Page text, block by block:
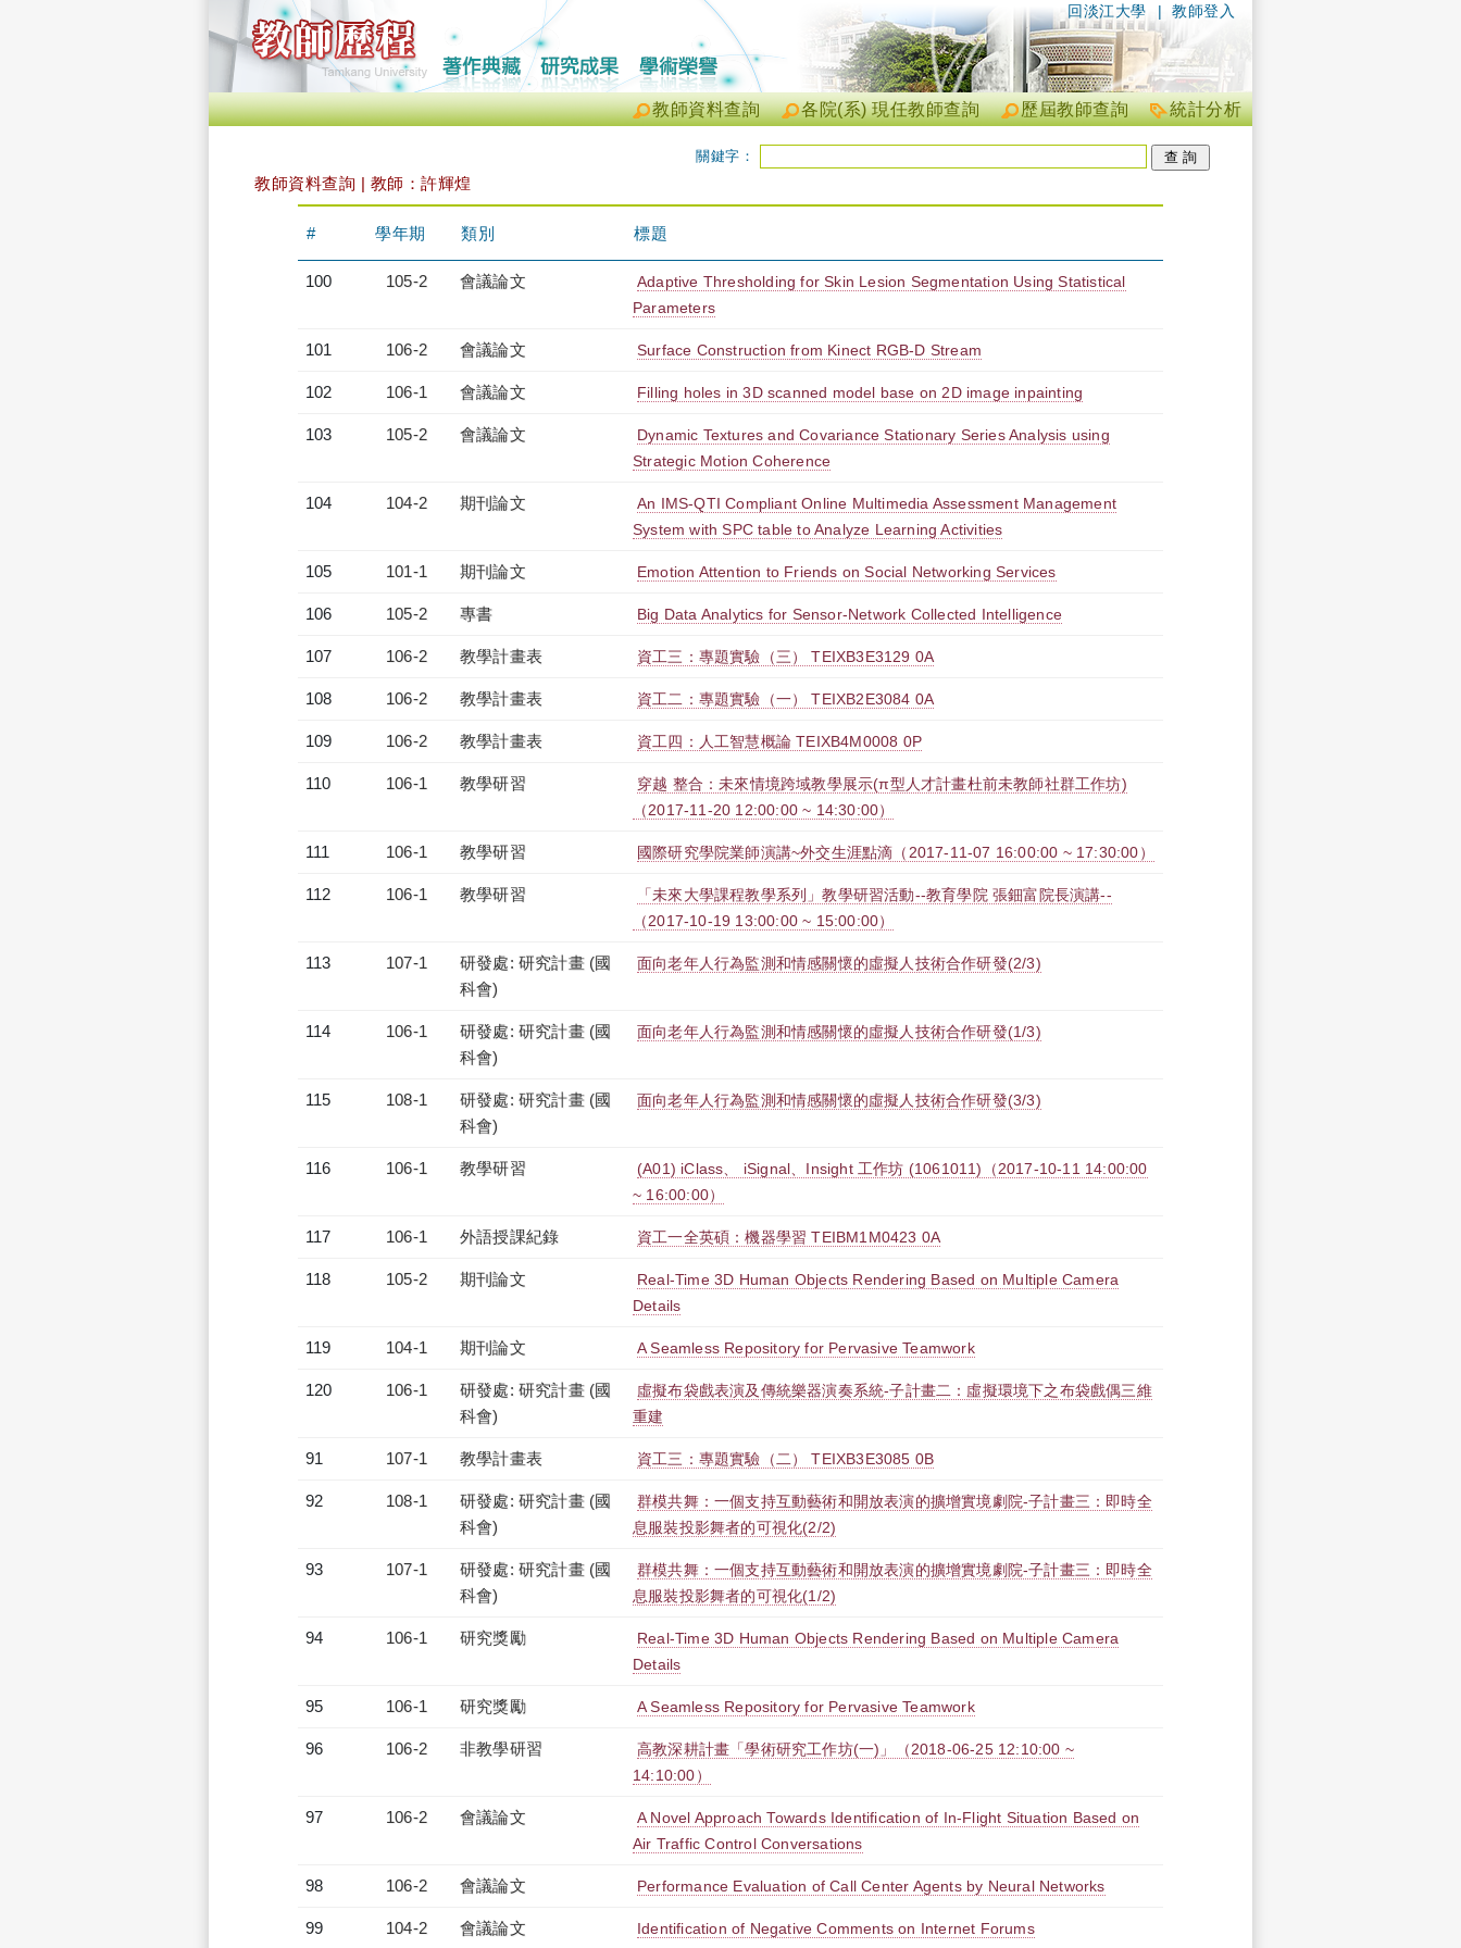
| 教師登入
回淡江大學
統計分析
歷屆教師查詢
各院(系) 現任教師查詢
教師資料查詢
關鍵字：
教師資料查詢 | 教師：許輝煌
# 學年期 類別 標題
100 105-2 會議論文
Adaptive Thresholding for Skin Lesion Segmentation Using Statistical
Parameters
101 106-2 會議論文 Surface Construction from Kinect RGB-D Stream
102 106-1 會議論文 Filling holes in 3D scanned model base on 2D image inpainting
103 105-2 會議論文
Dynamic Textures and Covariance Stationary Series Analysis using
Strategic Motion Coherence
104 104-2 期刊論文
An IMS-QTI Compliant Online Multimedia Assessment Management
System with SPC table to Analyze Learning Activities
105 101-1 期刊論文 Emotion Attention to Friends on Social Networking Services
106 105-2 專書 Big Data Analytics for Sensor-Network Collected Intelligence
107 106-2 教學計畫表 資工三：專題實驗（三） TEIXB3E3129 0A
108 106-2 教學計畫表 資工二：專題實驗（一） TEIXB2E3084 0A
109 106-2 教學計畫表 資工四：人工智慧概論 TEIXB4M0008 0P
110 106-1 教學研習
穿越 整合：未來情境跨域教學展示(π型人才計畫杜前未教師社群工作坊)
（2017-11-20 12:00:00 ~ 14:30:00）
111 106-1 教學研習 國際研究學院業師演講~外交生涯點滴（2017-11-07 16:00:00 ~ 17:30:00）
112 106-1 教學研習
「未來大學課程教學系列」教學研習活動--教育學院 張鈿富院長演講--
（2017-10-19 13:00:00 ~ 15:00:00）
113 107-1
研發處: 研究計畫 (國
科會)
面向老年人行為監測和情感關懷的虛擬人技術合作研發(2/3)
114 106-1
研發處: 研究計畫 (國
科會)
面向老年人行為監測和情感關懷的虛擬人技術合作研發(1/3)
115 108-1
研發處: 研究計畫 (國
科會)
面向老年人行為監測和情感關懷的虛擬人技術合作研發(3/3)
116 106-1 教學研習
(A01) iClass、 iSignal、Insight 工作坊 (1061011)（2017-10-11 14:00:00
~ 16:00:00）
117 106-1 外語授課紀錄 資工一全英碩：機器學習 TEIBM1M0423 0A
118 105-2 期刊論文
Real-Time 3D Human Objects Rendering Based on Multiple Camera
Details
119 104-1 期刊論文 A Seamless Repository for Pervasive Teamwork
120 106-1
研發處: 研究計畫 (國
科會)
虛擬布袋戲表演及傳統樂器演奏系統-子計畫二：虛擬環境下之布袋戲偶三維
重建
91 107-1 教學計畫表 資工三：專題實驗（二） TEIXB3E3085 0B
92 108-1
研發處: 研究計畫 (國
科會)
群模共舞：一個支持互動藝術和開放表演的擴增實境劇院-子計畫三：即時全
息服裝投影舞者的可視化(2/2)
93 107-1
研發處: 研究計畫 (國
科會)
群模共舞：一個支持互動藝術和開放表演的擴增實境劇院-子計畫三：即時全
息服裝投影舞者的可視化(1/2)
94 106-1 研究獎勵
Real-Time 3D Human Objects Rendering Based on Multiple Camera
Details
95 106-1 研究獎勵 A Seamless Repository for Pervasive Teamwork
96 106-2 非教學研習
高教深耕計畫「學術研究工作坊(一)」（2018-06-25 12:10:00 ~
14:10:00）
97 106-2 會議論文
A Novel Approach Towards Identification of In-Flight Situation Based on
Air Traffic Control Conversations
98 106-2 會議論文 Performance Evaluation of Call Center Agents by Neural Networks
99 104-2 會議論文 Identification of Negative Comments on Internet Forums